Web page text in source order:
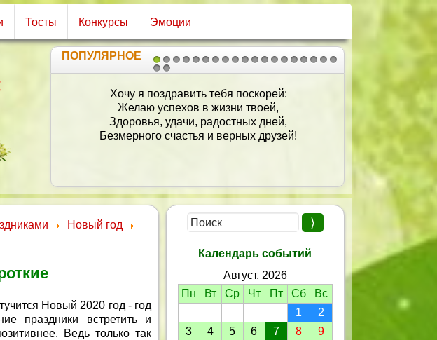
Тосты Конкурсы Эмоции
1 2
2021
ПОПУЛЯРНОЕ
Хочу я поздравить тебя поскорей:
Желаю успехов в жизни твоей,
Здоровья, удачи, радостных дней,
Безмерного счастья и верных друзей!
Новый год
Новый 2020 год - год
праздники встретить и
Ведь только так
Календарь событий
Август, 2026
Пн
Вт Ср Чт Пт Сб
Вс
1
2
3
4 5 6 7 8
9